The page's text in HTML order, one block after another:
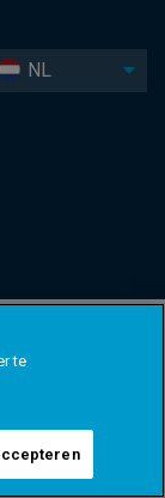
NL
te